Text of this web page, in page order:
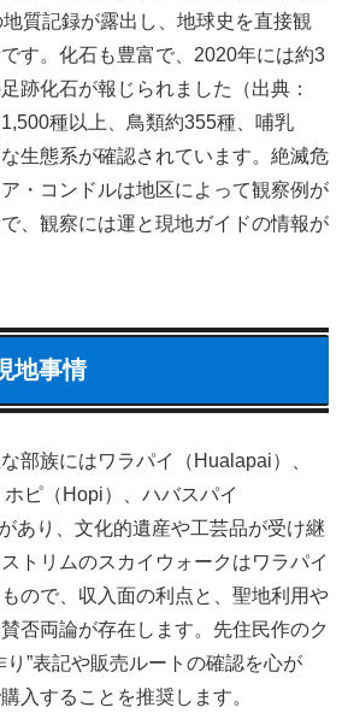
質記録が露出し、地球史を直接観
す。化石も豊富で、2020年には約3
跡化石が報じられました（出典：
種以上、鳥類約355種、哺乳
生態系が確認されています。絶滅危
・コンドルは地区によって観察例が
、観察には運と現地ガイドの情報が
地事情
部族にはワラパイ（Hualapai）、
ピ（Hopi）、ハバスパイ
あり、文化的遺産や工芸品が受け継
トリムのスカイウォークはワラパイ
ので、収入面の利点と、聖地利用や
否両論が存在します。先住民作のク
り”表記や販売ルートの確認を心が
入することを推奨します。